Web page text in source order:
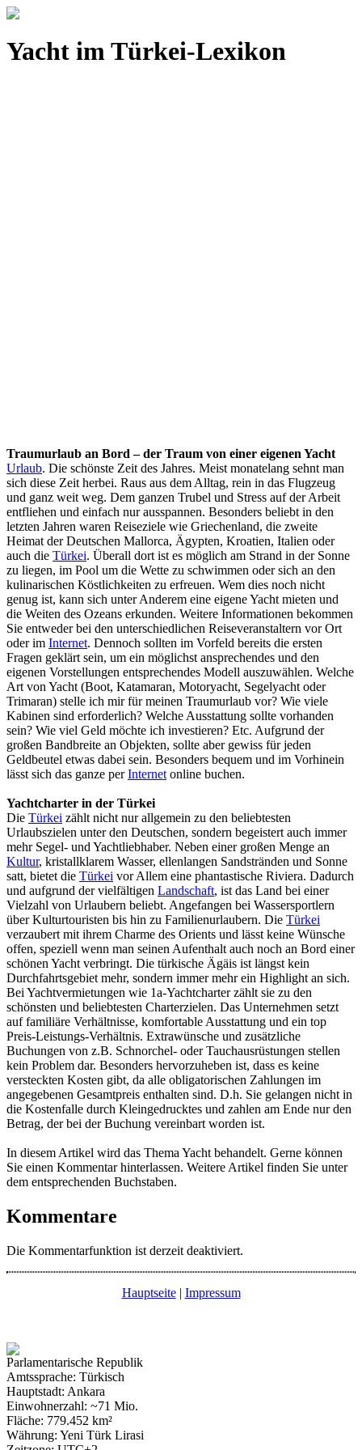
Yacht im Türkei-Lexikon
Traumurlaub an Bord – der Traum von einer eigenen Yacht
Urlaub. Die schönste Zeit des Jahres. Meist monatelang sehnt man
sich diese Zeit herbei. Raus aus dem Alltag, rein in das Flugzeug
und ganz weit weg. Dem ganzen Trubel und Stress auf der Arbeit
entfliehen und einfach nur ausspannen. Besonders beliebt in den
letzten Jahren waren Reiseziele wie Griechenland, die zweite
Heimat der Deutschen Mallorca, Ägypten, Kroatien, Italien oder
auch die Türkei. Überall dort ist es möglich am Strand in der Sonne
zu liegen, im Pool um die Wette zu schwimmen oder sich an den
kulinarischen Köstlichkeiten zu erfreuen. Wem dies noch nicht
genug ist, kann sich unter Anderem eine eigene Yacht mieten und
die Weiten des Ozeans erkunden. Weitere Informationen bekommen
Sie entweder bei den unterschiedlichen Reiseveranstaltern vor Ort
oder im Internet. Dennoch sollten im Vorfeld bereits die ersten
Fragen geklärt sein, um ein möglichst ansprechendes und den
eigenen Vorstellungen entsprechendes Modell auszuwählen. Welche
Art von Yacht (Boot, Katamaran, Motoryacht, Segelyacht oder
Trimaran) stelle ich mir für meinen Traumurlaub vor? Wie viele
Kabinen sind erforderlich? Welche Ausstattung sollte vorhanden
sein? Wie viel Geld möchte ich investieren? Etc. Aufgrund der
großen Bandbreite an Objekten, sollte aber gewiss für jeden
Geldbeutel etwas dabei sein. Besonders bequem und im Vorhinein
lässt sich das ganze perInternet online buchen.
Yachtcharter in der Türkei
Die Türkei zählt nicht nur allgemein zu den beliebtesten
Urlaubszielen unter den Deutschen, sondern begeistert auch immer
mehr Segel- und Yachtliebhaber. Neben einer großen Menge an
Kultur, kristallklarem Wasser, ellenlangen Sandstränden und Sonne
satt, bietet die Türkei vor Allem eine phantastische Riviera. Dadurch
und aufgrund der vielfältigen Landschaft, ist das Land bei einer
Vielzahl von Urlaubern beliebt. Angefangen bei Wassersportlern
über Kulturtouristen bis hin zu Familienurlaubern. Die Türkei
verzaubert mit ihrem Charme des Orients und lässt keine Wünsche
offen, speziell wenn man seinen Aufenthalt auch noch an Bord einer
schönen Yacht verbringt. Die türkische Ägäis ist längst kein
Durchfahrtsgebiet mehr, sondern immer mehr ein Highlight an sich.
Bei Yachtvermietungen wie 1a-Yachtcharter zählt sie zu den
schönsten und beliebtesten Charterzielen. Das Unternehmen setzt
auf familiäre Verhältnisse, komfortable Ausstattung und ein top
Preis-Leistungs-Verhältnis. Extrawünsche und zusätzliche
Buchungen von z.B. Schnorchel- oder Tauchausrüstungen stellen
kein Problem dar. Besonders hervorzuheben ist, dass es keine
versteckten Kosten gibt, da alle obligatorischen Zahlungen im
angegebenen Gesamtpreis enthalten sind. D.h. Sie gelangen nicht in
die Kostenfalle durch Kleingedrucktes und zahlen am Ende nur den
Betrag, der bei der Buchung vereinbart worden ist.
In diesem Artikel wird das Thema Yacht behandelt. Gerne können
Sie einen Kommentar hinterlassen. Weitere Artikel finden Sie unter
dem entsprechenden Buchstaben.
Kommentare
Die Kommentarfunktion ist derzeit deaktiviert.
Hauptseite| Impressum
Parlamentarische Republik
Amtssprache: Türkisch
Hauptstadt: Ankara
Einwohnerzahl: ~71 Mio.
Fläche: 779.452 km²
Währung: Yeni Türk Lirasi